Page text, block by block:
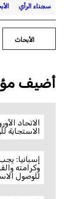
سجناء الرأي
الأبحاث
أضيف
الاتحاد
الاستجابة
إسبانيا:
وكرامته
للوصول